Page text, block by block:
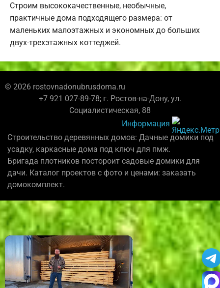
Строим высококачественные, необычные,
практичные дома подходящего размера: от
маленьких малоэтажных и экономных до больших
двух-трехэтажных коттеджей.
© 2026 rostovnadonubrusdoma.ru
+7 921 027-89-78; г. Ростов-на-Дону, ул.
Социалистическая, 88
Информация
Строительство деревянных домов: Дачные домики под
усадку, каркасные дома под ключ для пмж.
Бригада плотников постороит садовые домики для
дачи. Каталог проектов с фото и ценами: заказать
домокомплект.